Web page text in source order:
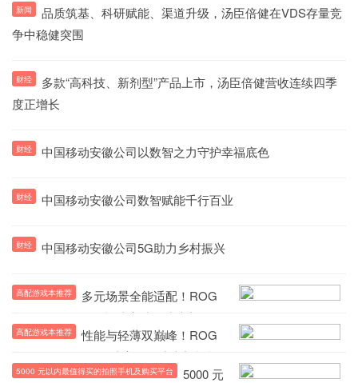
新闻
品质筑基、科研赋能、渠道升级，汤臣倍健在VDS存量竞
争中稳健突围
财经
多款“高科技、新剂型”产品上市，汤臣倍健营收连续四季
度正增长
财经 中国移动安徽公司以数智之力守护幸福底色
财经 中国移动安徽公司数智赋能千行百业
财经 中国移动安徽公司5G助力乡村振兴
高配游戏本推荐
多元场景全能适配！ROG
幻14 Air-U9 386H打造高端游戏本新体验
高配游戏本推荐
性能与轻薄双巅峰！ROG
幻 14 Air-U9 386H 成高配游戏本新标杆
5000 元以内最值得买的拍照手机及购买平台
5000 元